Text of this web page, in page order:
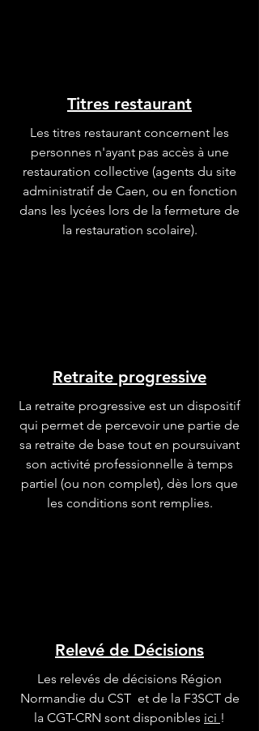
Titres restaurant
Les titres restaurant concernent les
personnes n'ayant pas accès à une
restauration collective (agents du site
administratif de Caen, ou en fonction
dans les lycées lors de la fermeture de
la restauration scolaire).
Retraite progressive
La retraite progressive est un dispositif
qui permet de percevoir une partie de
sa retraite de base tout en poursuivant
son activité professionnelle à temps
partiel (ou non complet), dès lors que
les conditions sont remplies.
Relevé de Décisions
Les relevés de décisions Région
Normandie du CST et de la F3SCT de
la CGT-CRN sont disponibles ici !